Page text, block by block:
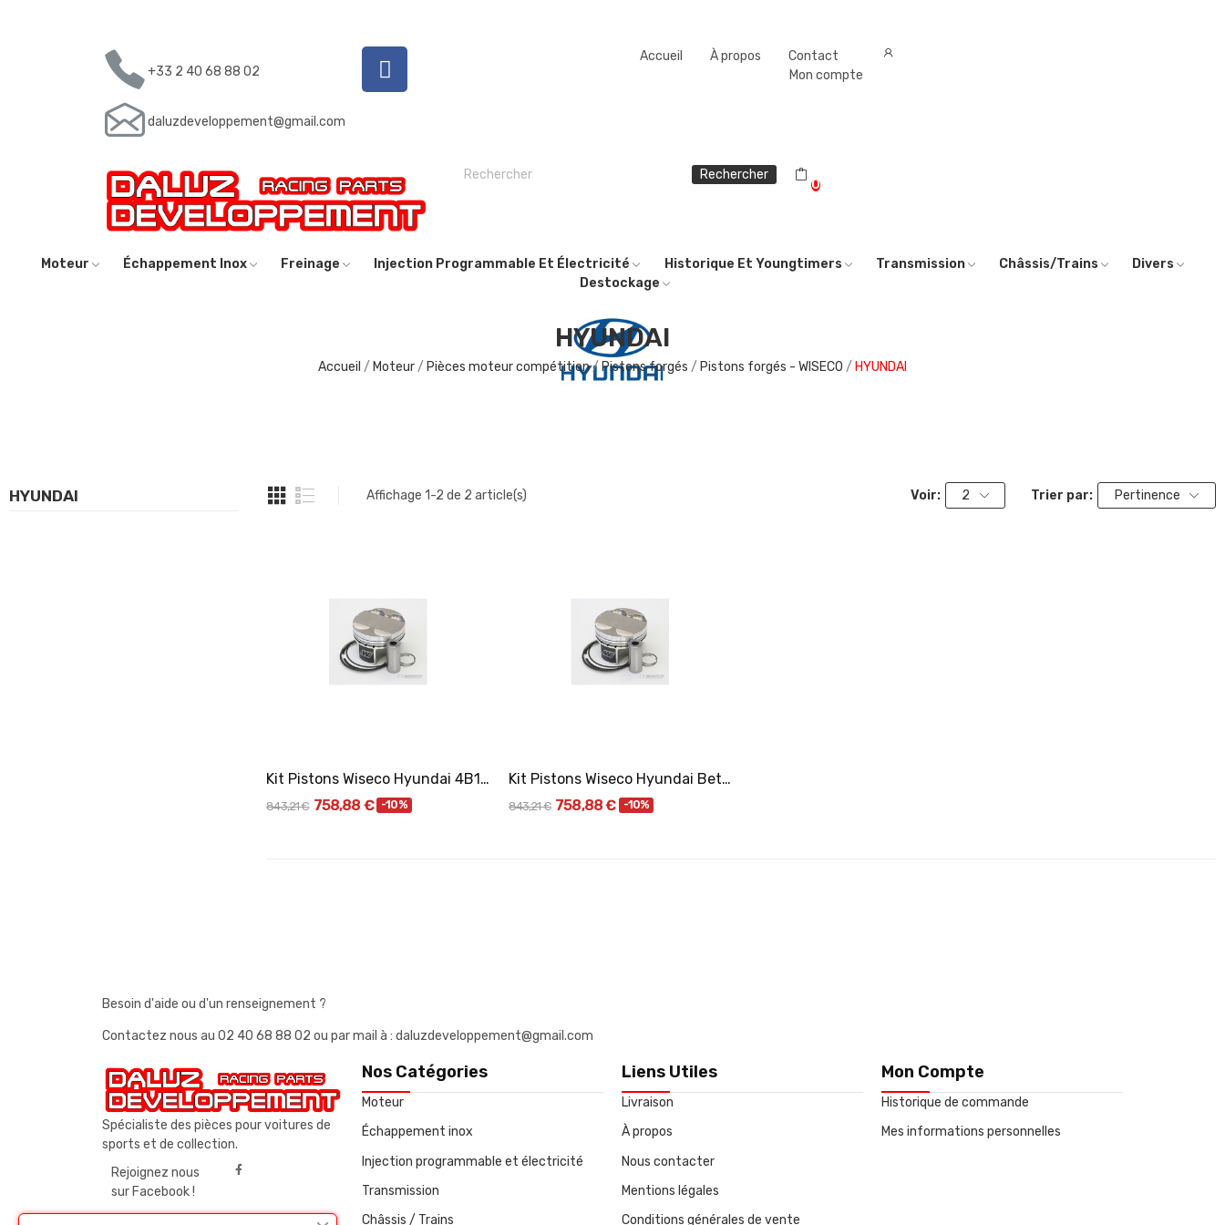
+33 2 40 68 88 02
daluzdeveloppement@gmail.com
Accueil À propos
Contact
Mon compte
Rechercher
0
Moteur Échappement Inox Freinage Injection Programmable Et Électricité Historique Et Youngtimers Transmission Châssis/Trains
Divers
Destockage
HYUNDAI
Accueil Moteur Pièces moteur compétition Pistons forgés Pistons forgés - WISECO HYUNDAI
HYUNDAI Affichage 1-2 de 2 article(s) Voir: 2 Trier par: Pertinence
Kit Pistons Wiseco Hyundai 4B11T/G4KF 2.0L 16V...
843,21 € 758,88 € -10%
Kit Pistons Wiseco Hyundai Beta1 2.0L...
843,21 € 758,88 € -10%
Besoin d'aide ou d'un renseignement ?
Contactez nous au 02 40 68 88 02 ou par mail à : daluzdeveloppement@gmail.com
Spécialiste des pièces pour voitures de
sports et de collection.
Rejoignez nous
sur Facebook !
Nos Catégories
Moteur
Échappement inox
Injection programmable et électricité
Transmission
Châssis / Trains
Liens Utiles
Livraison
À propos
Nous contacter
Mentions légales
Conditions générales de vente
Mon Compte
Historique de commande
Mes informations personnelles